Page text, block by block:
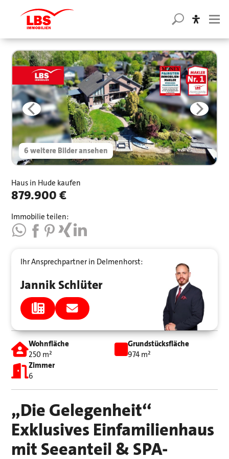
6 weitere Bilder ansehen
Haus in Hude kaufen
879.900 €
Immobilie teilen:
Ihr Ansprechpartner in Delmenhorst:
Jannik Schlüter
Wohnfläche
250 m²
Grundstücksfläche
974 m²
Zimmer
6
„Die Gelegenheit‘‘
Exklusives Einfamilienhaus
mit Seeanteil & SPA-